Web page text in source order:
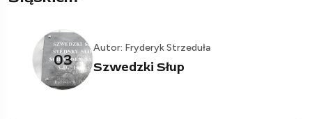
03
Autor: Fryderyk Strzeduła
Szwedzki Słup